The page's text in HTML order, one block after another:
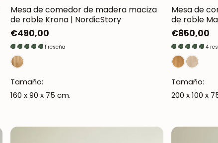
Runa
Mozaik
Mesa de comedor de madera maciza
de roble Krona | NordicStory
Precio
regular
€490,00
1 reseña
Tamaño:
160 x 90 x 75 cm.
Mesa de
de roble
Precio
regular
€850,00
4
Tamaño:
200 x 100 x